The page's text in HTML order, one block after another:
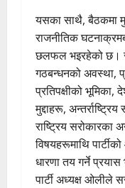
यसका साथै, बैठकमा
राजनीतिक
छलफल भइरहेको छ।
गठबन्धनको अवस्था,
प्रतिपक्षीको भूमिका,
मुद्दाहरू,
राष्ट्रिय सरोकारका
विषयहरूमाथि
धारणा तय गर्ने
पार्टी अध्यक्ष ओलीले